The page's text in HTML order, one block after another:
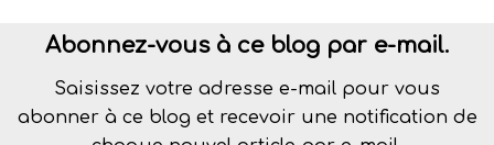
Abonnez-vous à ce blog par e-mail.
Saisissez votre adresse e-mail pour vous
abonner à ce blog et recevoir une notification de